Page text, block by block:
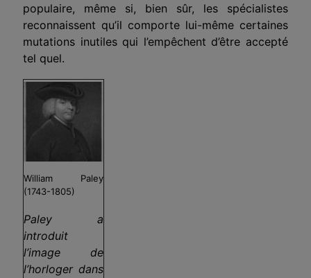
populaire, même si, bien sûr, les spécialistes
reconnaissent qu’il comporte lui-même certaines
mutations inutiles qui l’empêchent d’être accepté
tel quel.
William Paley
(1743-1805)
Paley a
introduit
l’image de
l’horloger dans